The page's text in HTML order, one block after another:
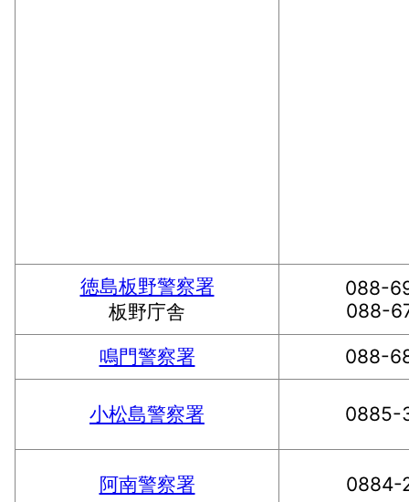
徳島板野警察署
板野庁舎
088-
088-
鳴門警察署
088-
小松島警察署 0885-
阿南警察署 0884-